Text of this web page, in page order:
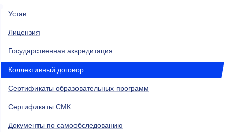
Устав
Лицензия
Государственная аккредитация
Коллективный договор
Сертификаты образовательных программ
Сертификаты СМК
Документы по самообследованию